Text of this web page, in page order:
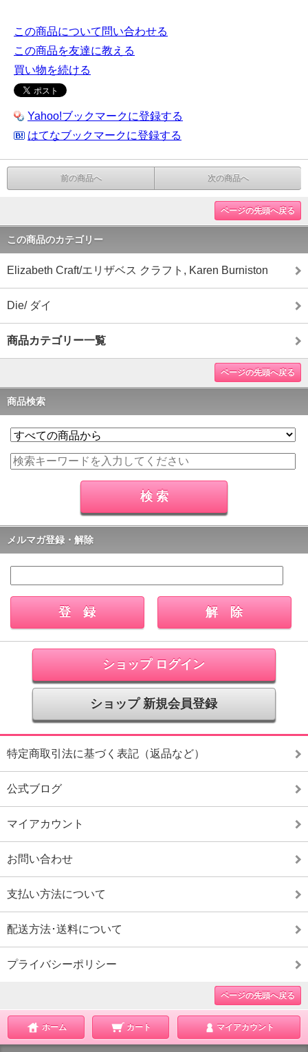
この商品について問い合わせる
この商品を友達に教える
買い物を続ける
Yahoo!ブックマークに登録する
はてなブックマークに登録する
前の商品へ 次の商品へ
ページの先頭へ戻る
この商品のカテゴリー
Elizabeth Craft/エリザベス クラフト, Karen Burniston
Die/ ダイ
商品カテゴリー一覧
ページの先頭へ戻る
商品検索
メルマガ登録・解除
ショップ ログイン
ショップ 新規会員登録
特定商取引法に基づく表記（返品など）
公式ブログ
マイアカウント
お問い合わせ
支払い方法について
配送方法･送料について
プライバシーポリシー
ページの先頭へ戻る
ホーム カート マイアカウント